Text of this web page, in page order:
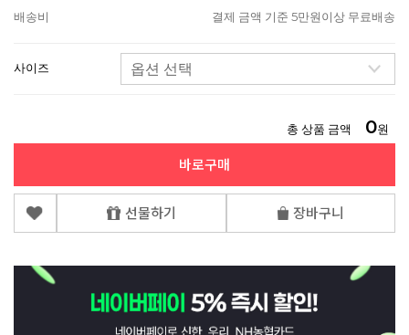
배송비 결제 금액 기준 5만원이상 무료배송
사이즈
총 상품 금액 0원
바로구매
선물하기 장바구니